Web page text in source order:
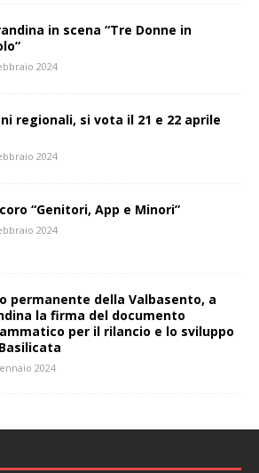
in scena “Tre Donne in
2024
regionali, si vota il 21 e 22 aprile
2024
“Genitori, App e Minori”
2024
permanente della Valbasento, a
la firma del documento
per il rilancio e lo sviluppo
2024